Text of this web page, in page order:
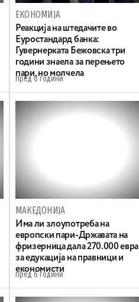
ЕКОНОМИЈА
Реакција на штедачите во
Еуростандард банка:
Гувернерката Бежовска три
години знаела за перењето
пари, но молчела
пред 6 години
МАКЕДОНИЈА
Има ли злоупотреба на
европски пари-Државата на
фризерница дала 270.000 евра
за едукација на правници и
економисти
пред 6 години